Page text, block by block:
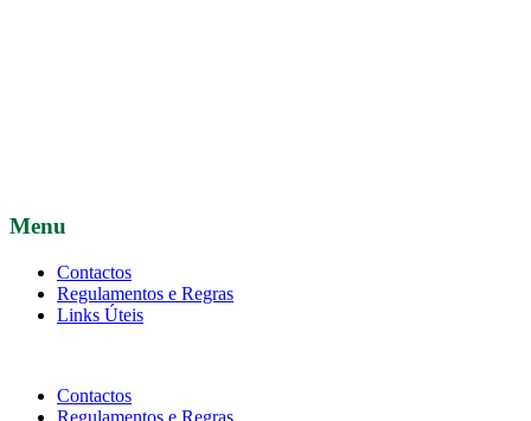
Menu
Contactos
Regulamentos e Regras
Links Úteis
Contactos
Regulamentos e Regras